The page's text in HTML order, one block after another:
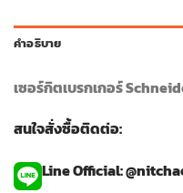
คำอธิบาย
เซอร์กิตเบรกเกอร์
สนใจสั่งซื้อติดต่อ:
Line Official: